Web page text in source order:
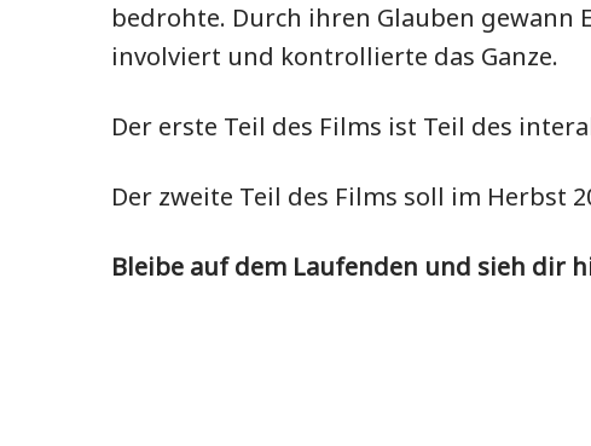
bedrohte. Durch ihren Glauben
involviert und kontrollierte das Ganze.
Der erste Teil des Films ist Teil des
Der zweite Teil des Films soll im Herbst
Bleibe auf dem Laufenden und sieh dir